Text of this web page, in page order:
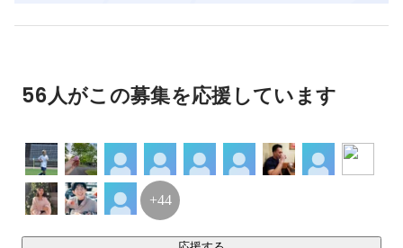
ていける環境を用意することが、
56人がこの募集を応援しています
+44